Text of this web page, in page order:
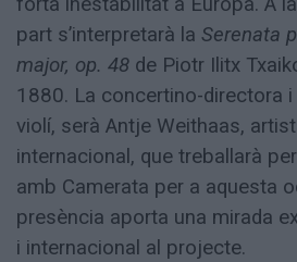
part s’interpretarà la Serenata
major, op. 48 de Piotr Ilitx
1880. La concertino-directora
violí, serà Antje Weithaas,
internacional, que treballarà
amb Camerata per a aquesta
presència aporta una mirada
i internacional al projecte.